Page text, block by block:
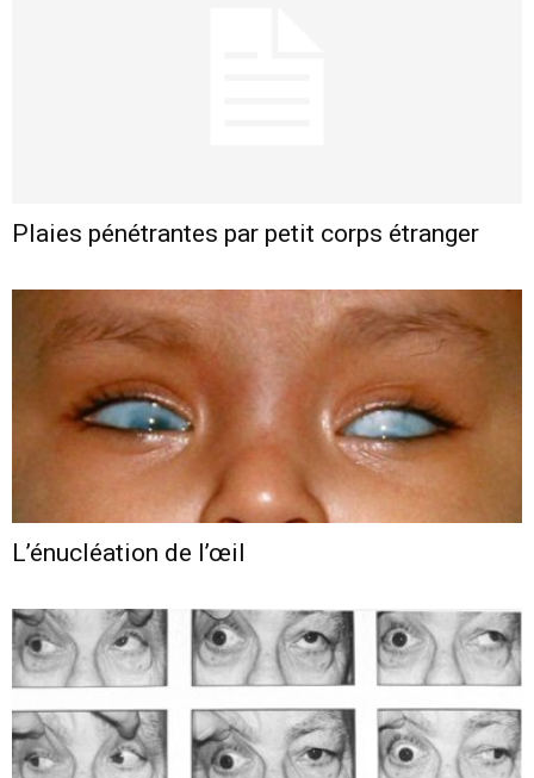
Plaies pénétrantes par petit corps étranger
L’énucléation de l’œil